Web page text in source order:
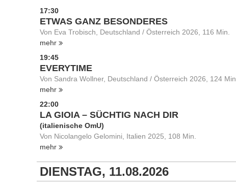
17:30
ETWAS GANZ BESONDERES
Von Eva Trobisch, Deutschland / Österreich 2026, 116 Min.
mehr
19:45
EVERYTIME
Von Sandra Wollner, Deutschland / Österreich 2026, 124 Min.
mehr
22:00
LA GIOIA – SÜCHTIG NACH DIR
(italienische OmU)
Von Nicolangelo Gelomini, Italien 2025, 108 Min.
mehr
DIENSTAG, 11.08.2026